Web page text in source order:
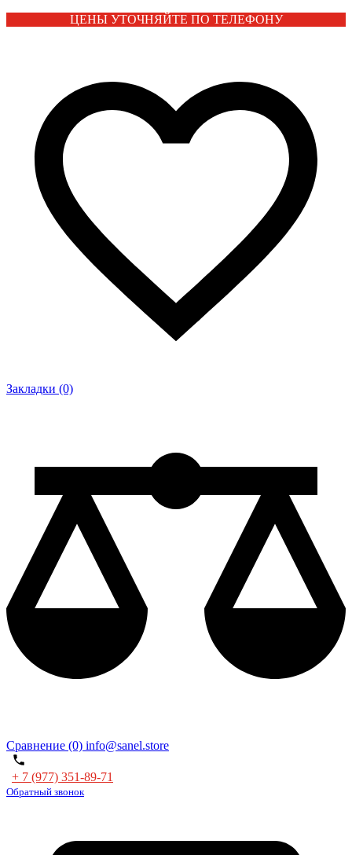
ЦЕНЫ УТОЧНЯЙТЕ ПО ТЕЛЕФОНУ
Закладки (0)
Сравнение (0) info@sanel.store
+ 7 (977) 351-89-71
Обратный звонок